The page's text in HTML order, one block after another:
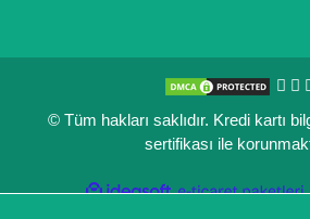
© Tüm hakları saklıdır. Kredi kartı
sertifikası ile
ideasoft